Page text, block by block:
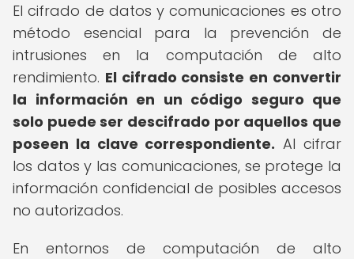
El cifrado de datos y comunicaciones es otro
método esencial para la prevención de
intrusiones en la computación de alto
rendimiento. El cifrado consiste en convertir
la información en un código seguro que
solo puede ser descifrado por aquellos que
poseen la clave correspondiente. Al cifrar
los datos y las comunicaciones, se protege la
información confidencial de posibles accesos
no autorizados.
En entornos de computación de alto